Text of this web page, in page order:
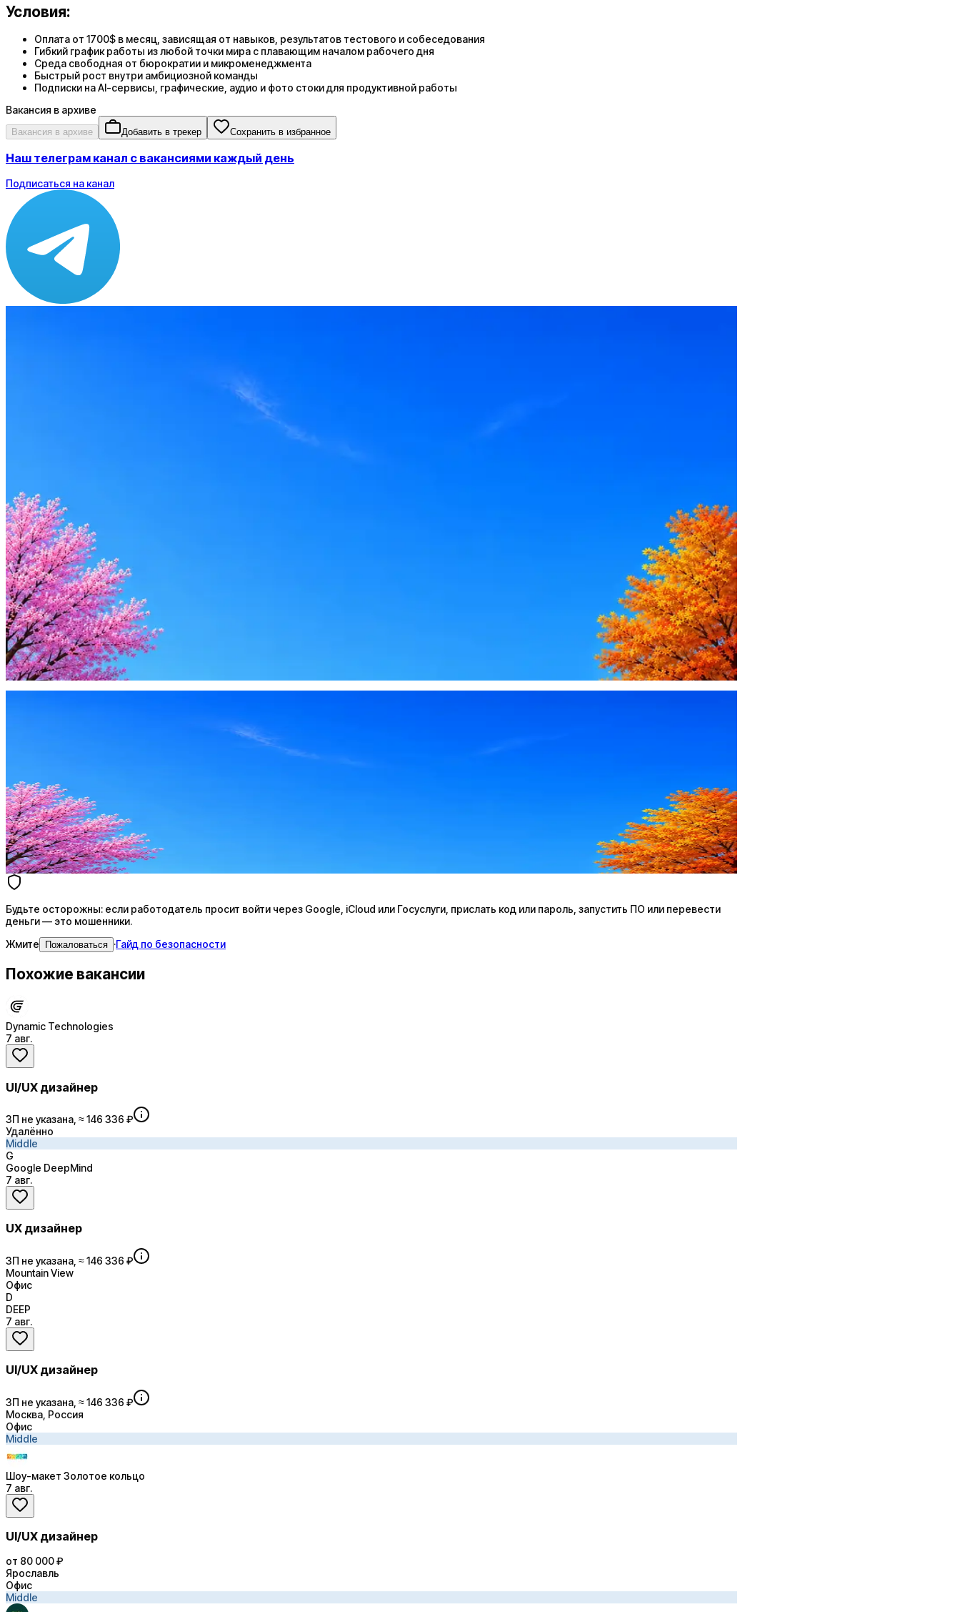
Условия:
Оплата от 1700$ в месяц, зависящая от навыков, результатов тестового и собеседования
Гибкий график работы из любой точки мира с плавающим началом рабочего дня
Среда свободная от бюрократии и микроменеджмента
Быстрый рост внутри амбициозной команды
Подписки на AI-сервисы, графические, аудио и фото стоки для продуктивной работы
Вакансия в архиве
Вакансия в архиве Добавить в трекер Сохранить в избранное
Наш телеграм канал с вакансиями каждый день
Подписаться на канал
AI-адаптация отклика под вакансию
AI генерация сопроводительных писем
4 990 ₽/мес
Купить доступ
Будьте осторожны: если работодатель просит войти через Google, iCloud или Госуслуги, прислать код или пароль, запустить ПО или перевести
деньги — это мошенники.
Жмите Пожаловаться ·Гайд по безопасности
Стратегия поиска с AI: рынки, позиции, вилка, каналы
AI-адаптация отклика под вакансию
AI генерация сопроводительных писем
4 990 ₽/мес
Купить доступ
Будьте осторожны: если работодатель просит войти через Google, iCloud или Госуслуги, прислать код или пароль, запустить ПО или перевести
деньги — это мошенники.
Жмите
Пожаловаться ·Гайд по безопасности
Похожие вакансии
Dynamic Technologies
7 авг.
UI/UX дизайнер
ЗП не указана, ≈ 146 336 ₽
Удалённо
Middle
G
Google DeepMind
7 авг.
UX дизайнер
ЗП не указана, ≈ 146 336 ₽
Mountain View
Офис
D
DEEP
7 авг.
UI/UX дизайнер
ЗП не указана, ≈ 146 336 ₽
Москва, Россия
Офис
Middle
Шоу-макет Золотое кольцо
7 авг.
UI/UX дизайнер
от 80 000 ₽
Ярославль
Офис
Middle